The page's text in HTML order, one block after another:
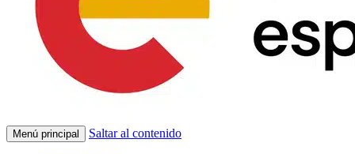
Menú principal Saltar al contenido